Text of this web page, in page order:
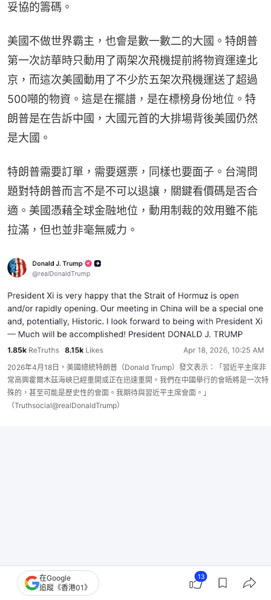
妥協的籌碼。
美國不做世界霸主，也會是數一數二的大國。特朗普
第一次訪華時只動用了兩架次飛機提前將物資運達北
京，而這次美國動用了不少於五架次飛機運送了超過
500噸的物資。這是在擺譜，是在標榜身份地位。特
朗普是在告訴中國，大國元首的大排場背後美國仍然
是大國。
特朗普需要訂單，需要選票，同樣也要面子。台灣問
題對特朗普而言不是不可以退讓，關鍵看價碼是否合
適。美國憑藉全球金融地位，動用制裁的效用雖不能
拉滿，但也並非毫無威力。
2026年4月18日，美國總統特朗普（Donald Trump）發文表示：「習近平主席非
常高興霍爾木茲海峽已經重開或正在迅速重開。我們在中國舉行的會晤將是一次特
殊的，甚至可能是歷史性的會面。我期待與習近平主席會面。」
（Truthsocial@realDonaldTrump）
在Google
追蹤《香港01》
13